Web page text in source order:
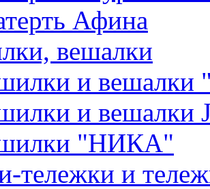
Афина
вешалки
и вешалки
и вешалки
"НИКА"
тележки и